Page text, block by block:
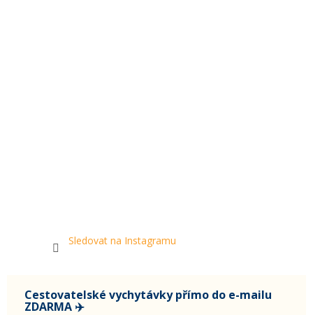
Sledovat na Instagramu
Cestovatelské vychytávky přímo do e-mailu
ZDARMA ✈️